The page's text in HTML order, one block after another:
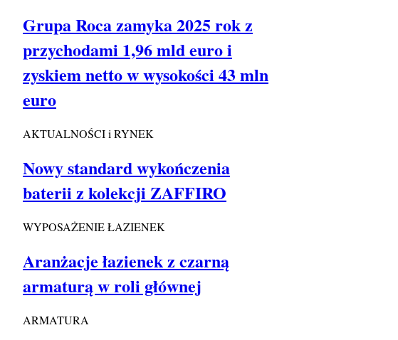
Grupa Roca zamyka 2025 rok z
przychodami 1,96 mld euro i
zyskiem netto w wysokości 43 mln
euro
AKTUALNOŚCI i RYNEK
Nowy standard wykończenia
baterii z kolekcji ZAFFIRO
WYPOSAŻENIE ŁAZIENEK
Aranżacje łazienek z czarną
armaturą w roli głównej
ARMATURA